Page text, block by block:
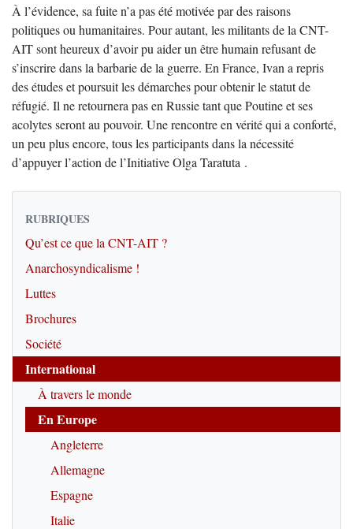
À l’évidence, sa fuite n’a pas été motivée par des raisons
politiques ou humanitaires. Pour autant, les militants de la CNT-
AIT sont heureux d’avoir pu aider un être humain refusant de
s’inscrire dans la barbarie de la guerre. En France, Ivan a repris
des études et poursuit les démarches pour obtenir le statut de
réfugié. Il ne retournera pas en Russie tant que Poutine et ses
acolytes seront au pouvoir. Une rencontre en vérité qui a conforté,
un peu plus encore, tous les participants dans la nécessité
d’appuyer l’action de l’Initiative Olga Taratuta .
RUBRIQUES
Qu’est ce que la CNT-AIT ?
Anarchosyndicalisme !
Luttes
Brochures
Société
International
À travers le monde
En Europe
Angleterre
Allemagne
Espagne
Italie